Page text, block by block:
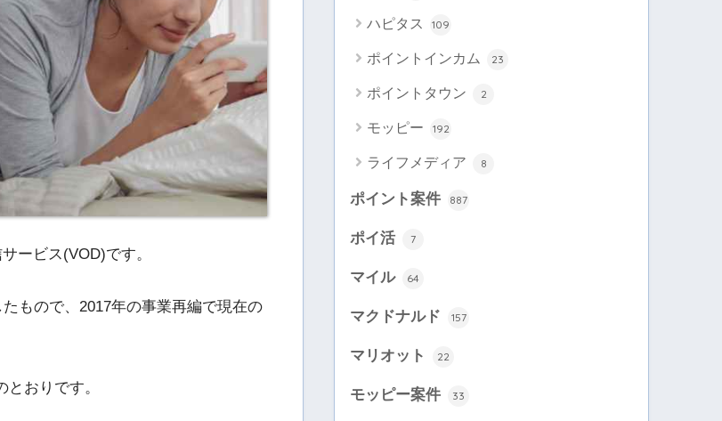
ービス(VOD)です。
もので、2017年の事業再編で現在の
おりです。
ハピタス 109
ポイントインカム 23
ポイントタウン 2
モッピー 192
ライフメディア 8
ポイント案件 887
ポイ活 7
マイル 64
マクドナルド 157
マリオット 22
モッピー案件 33